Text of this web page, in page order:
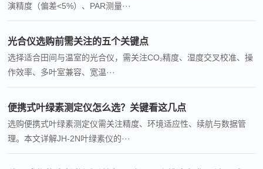
演精度（偏差<5%）、PAR测量···
光合仪选购前需关注的五个关键点
选择适合田间与温室的光合仪，需关注CO₂精度、湿度交叉校准、操
作效率、多叶室兼容、宽温···
便携式叶绿素测定仪怎么选？关键看这几点
选购便携式叶绿素测定仪需关注精度、环境适应性、续航与数据管
理。本文详解JH-2N叶绿素仪的···